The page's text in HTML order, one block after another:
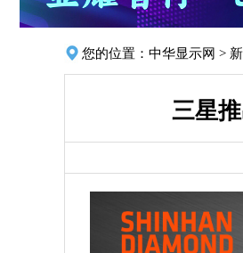
您的位置： 中华显示网 >
三星